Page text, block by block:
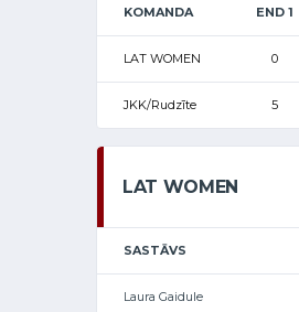
KOMANDA END 1
LAT WOMEN 0
JKK/Rudzīte 5
LAT WOMEN
SASTĀVS
Laura Gaidule